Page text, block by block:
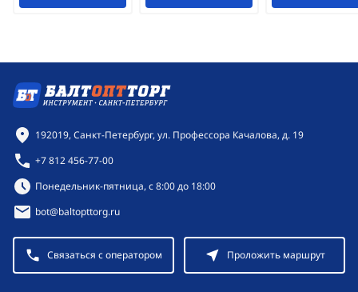
Контактная информация
192019, Санкт-Петербург, ул. Профессора Качалова, д. 19
+7 812 456-77-00
Режим работы:
Понедельник-пятница, с 8:00 до 18:00
bot@baltopttorg.ru
Связаться с оператором Проложить маршрут